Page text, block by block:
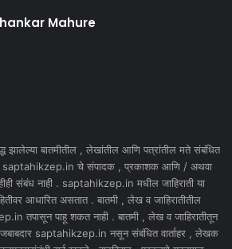
Mahure
बातमीतील , लेखांतील आणि पत्रांतील मते संबंधित
saptahikzep.in चे संपादक , प्रकाशक आणि / अथवा
संबंध नाही . saptahikzep.in मधील जाहिराती या
आधारित असतात . बातमी , लेख व जाहिरातीतील
तपासून पाहू शकत नाही . बातमी , लेख व जाहिरातीतून
जबाबदार saptahikzep.in नसून संबंधित वार्ताहर , लेखक